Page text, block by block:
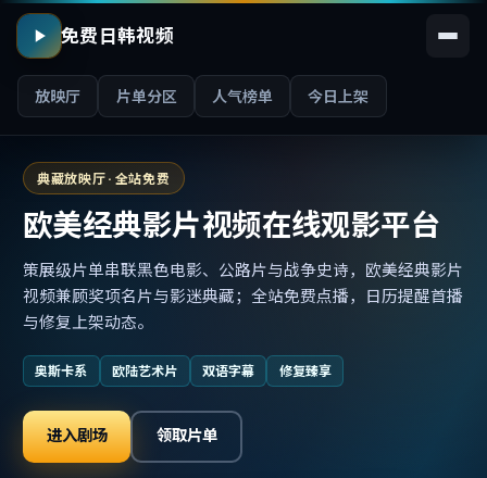
免费日韩视频
放映厅 片单分区 人气榜单 今日上架
典藏放映厅 · 全站免费
欧美经典影片视频在线观影平台
策展级片单串联黑色电影、公路片与战争史诗，欧美经典影片
视频兼顾奖项名片与影迷典藏；全站免费点播，日历提醒首播
与修复上架动态。
奥斯卡系 欧陆艺术片 双语字幕 修复臻享
进入剧场 领取片单